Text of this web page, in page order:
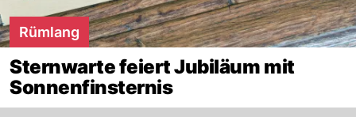
Rümlang
Sternwarte feiert Jubiläum mit
Sonnenfinsternis